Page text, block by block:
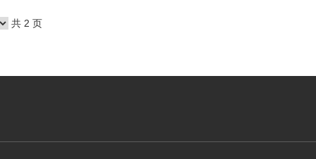
共 2 页